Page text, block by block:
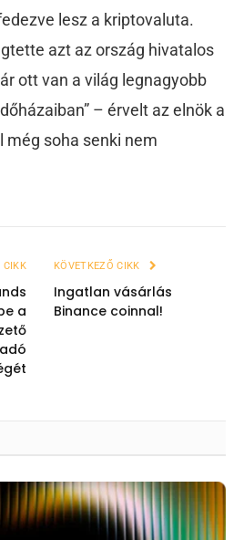
lesz a kriptovaluta.
azt az ország hivatalos
ott van a világ legnagyobb
– érvelt az elnök a
még soha senki nem
CIKK
a
KÖVETKEZŐ CIKK
Ingatlan vásárlás
Binance coinnal!